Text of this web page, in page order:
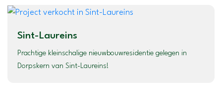
Sint-Laureins
Prachtige kleinschalige nieuwbouwresidentie gelegen in
Dorpskern van Sint-Laureins!